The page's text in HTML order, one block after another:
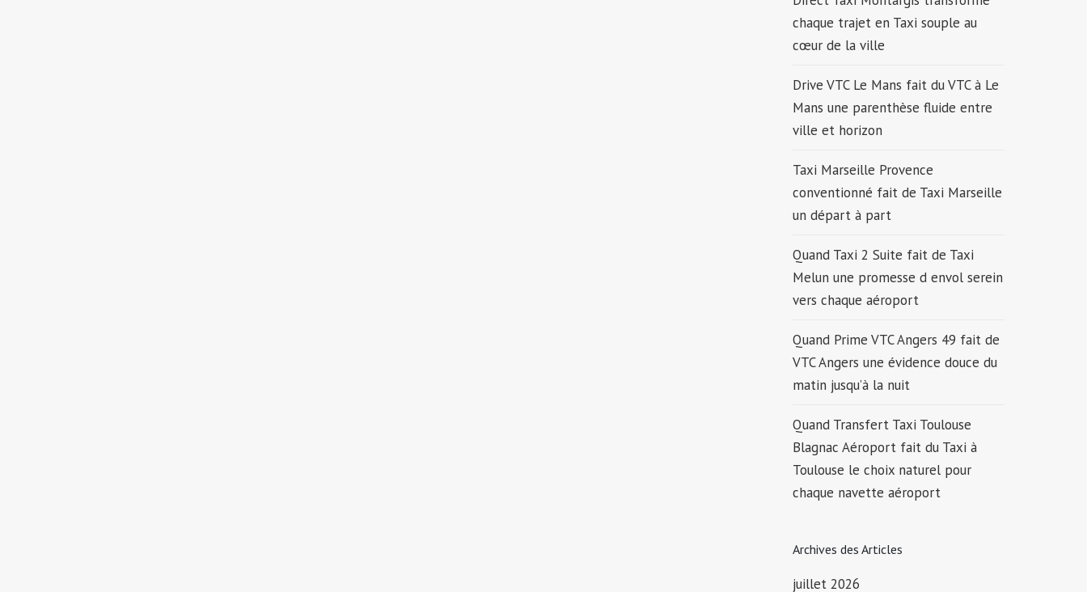
chaque trajet en Taxi souple au
cœur de la ville
Drive VTC Le Mans fait du VTC à Le
Mans une parenthèse fluide entre
ville et horizon
Taxi Marseille Provence
conventionné fait de Taxi Marseille
un départ à part
Quand Taxi 2 Suite fait de Taxi
Melun une promesse d envol serein
vers chaque aéroport
Quand Prime VTC Angers 49 fait de
VTC Angers une évidence douce du
matin jusqu’à la nuit
Quand Transfert Taxi Toulouse
Blagnac Aéroport fait du Taxi à
Toulouse le choix naturel pour
chaque navette aéroport
Archives des Articles
juillet 2026